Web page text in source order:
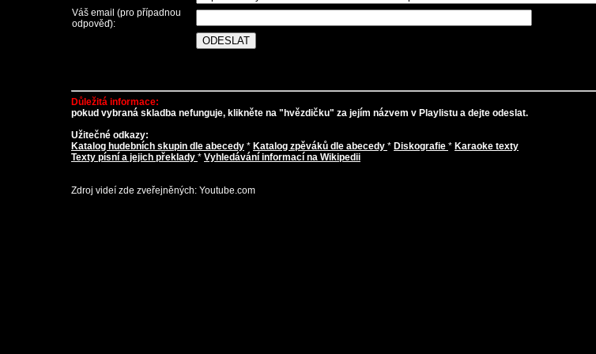
Váš email (pro případnou
odpověď):
Důležitá informace:
pokud vybraná skladba nefunguje, klikněte na "hvězdičku" za jejím názvem v Playlistu a dejte odeslat.
Užitečné odkazy:
Katalog hudebních skupin dle abecedy * Katalog zpěváků dle abecedy * Diskografie * Karaoke texty
Texty písní a jejich překlady * Vyhledávání informací na Wikipedii
Zdroj videí zde zveřejněných: Youtube.com